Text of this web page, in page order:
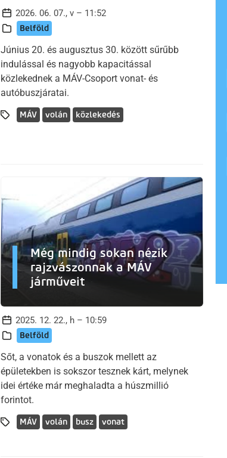
2026. 06. 07., v – 11:52
Belföld
Június 20. és augusztus 30. között sűrűbb
indulással és nagyobb kapacitással
közlekednek a MÁV-Csoport vonat- és
autóbuszjáratai.
MÁV volán közlekedés
Még mindig sokan nézik
rajzvászonnak a MÁV
járműveit
2025. 12. 22., h – 10:59
Belföld
Sőt, a vonatok és a buszok mellett az
épületekben is sokszor tesznek kárt, melynek
idei értéke már meghaladta a húszmillió
forintot.
MÁV volán busz vonat